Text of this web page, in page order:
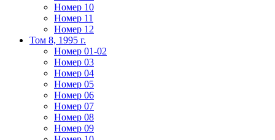
Номер 10
Номер 11
Номер 12
Том 8, 1995 г.
Номер 01-02
Номер 03
Номер 04
Номер 05
Номер 06
Номер 07
Номер 08
Номер 09